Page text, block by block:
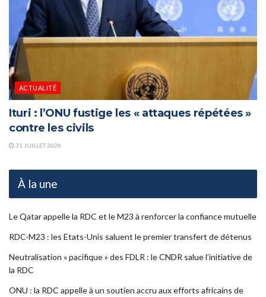
ACTUALITÉ
Ituri : l’ONU fustige les « attaques répétées »
contre les civils
31 JUILLET 2026
À la une
Le Qatar appelle la RDC et le M23 à renforcer la confiance mutuelle
RDC-M23 : les Etats-Unis saluent le premier transfert de détenus
Neutralisation « pacifique » des FDLR : le CNDR salue l’initiative de
la RDC
ONU : la RDC appelle à un soutien accru aux efforts africains de